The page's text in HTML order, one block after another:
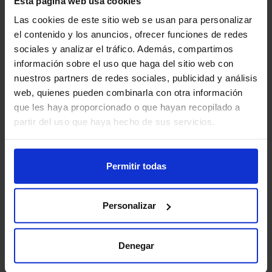
Las cookies de este sitio web se usan para personalizar
el contenido y los anuncios, ofrecer funciones de redes
sociales y analizar el tráfico. Además, compartimos
información sobre el uso que haga del sitio web con
nuestros partners de redes sociales, publicidad y análisis
web, quienes pueden combinarla con otra información
que les haya proporcionado o que hayan recopilado a
partir del uso que haya hecho de sus servicios.
Permitir todas
Personalizar
Denegar
El uso por parte de Pupilz y la transferencia a cualquier otra
aplicación de la información recibida de las APIs de Google se ajusta
a laPolítica de Datos de Usuario de los Servicios de API de Google
incluidos los requisitos de Uso Limitado.
Contacto Blog